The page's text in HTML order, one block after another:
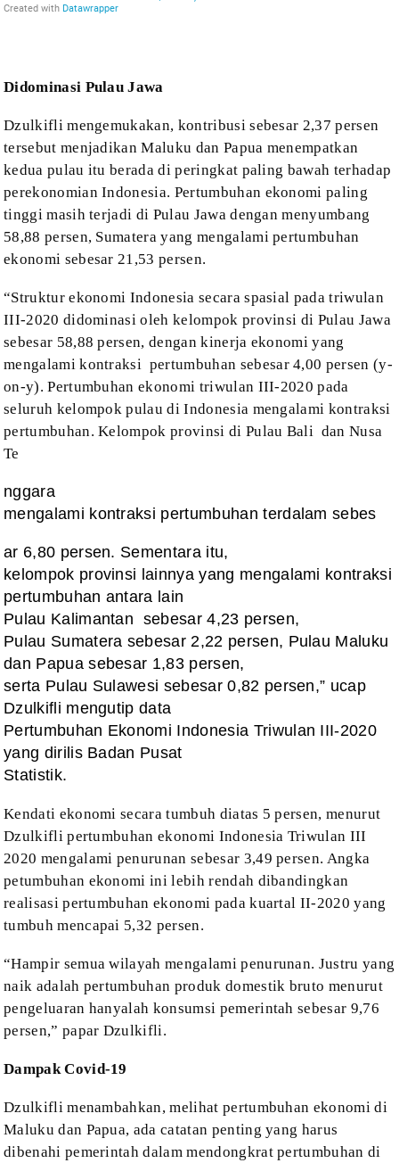
Didominasi Pulau Jawa
Dzulkifli mengemukakan, kontribusisebesar 2,37 persen
tersebut menjadikan Maluku dan Papua menempatkan
kedua pulau itu berada di peringkat paling bawah terhadap
perekonomian Indonesia. Pertumbuhan ekonomi paling
tinggi masih terjadi di Pulau Jawa dengan menyumbang
58,88 persen, Sumatera yang mengalami pertumbuhan
ekonomi sebesar 21,53 persen.
“Strukturekonomi Indonesia secara spasial pada triwulan
III-2020 didominasi oleh kelompok provinsi di Pulau Jawa
sebesar 58,88 persen, dengankinerja ekonomi yang
mengalami kontraksi pertumbuhan sebesar 4,00 persen (y-
on-y). Pertumbuhan ekonomi triwulan III-2020 pada
seluruh kelompok pulau di Indonesia mengalami kontraksi
pertumbuhan. Kelompok provinsi di Pulau Bali dan Nusa
Te
nggara
mengalami kontraksi pertumbuhan terdalam sebes
ar 6,80 persen. Sementara itu,
kelompok provinsi lainnya yang mengalami kontraksi
pertumbuhan antara lain
Pulau Kalimantan sebesar 4,23 persen,
Pulau Sumatera sebesar 2,22 persen, Pulau Maluku
dan Papua sebesar 1,83 persen,
serta Pulau Sulawesi sebesar 0,82 persen,” ucap
Dzulkifli mengutip data
Pertumbuhan Ekonomi Indonesia Triwulan III-2020
yang dirilis Badan Pusat
Statistik.
Kendati ekonomi secara tumbuh diatas 5 persen,menurut
Dzulkiflipertumbuhan ekonomi Indonesia Triwulan III
2020 mengalami penurunan sebesar 3,49 persen. Angka
petumbuhan ekonomi ini lebih rendah dibandingkan
realisasi pertumbuhan ekonomi pada kuartal II-2020 yang
tumbuh mencapai 5,32 persen.
“Hampir semua wilayah mengalamipenurunan. Justru yang
naik adalah pertumbuhan produk domestik bruto menurut
pengeluaran hanyalah konsumsi pemerintah sebesar 9,76
persen,” papar Dzulkifli.
Dampak Covid-19
Dzulkifli menambahkan, melihat pertumbuhan ekonomi di
Maluku dan Papua, ada catatan penting yang harus
dibenahi pemerintah dalam mendongkrat pertumbuhan di